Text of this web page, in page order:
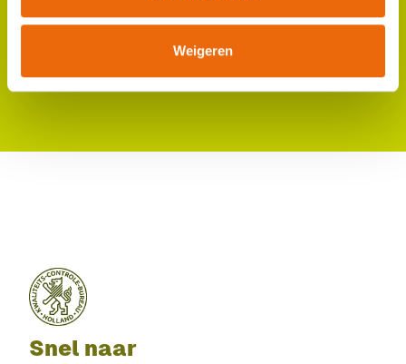
Weigeren
kcb@kcb.nl
(8:00 - 17:00)
helpdesk@kcb.nl
Snel naar